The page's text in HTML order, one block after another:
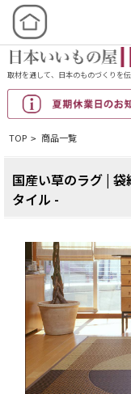
取材を通して、日本のものづくりを
TOP > 商品一覧
国産い草のラグ |
タイル -